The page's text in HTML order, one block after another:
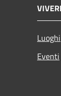
Luoghi
Eventi